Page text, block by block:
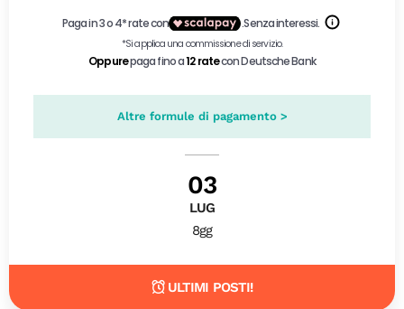
Altre formule di pagamento >
03
LUG
8gg
ULTIMI POSTI!